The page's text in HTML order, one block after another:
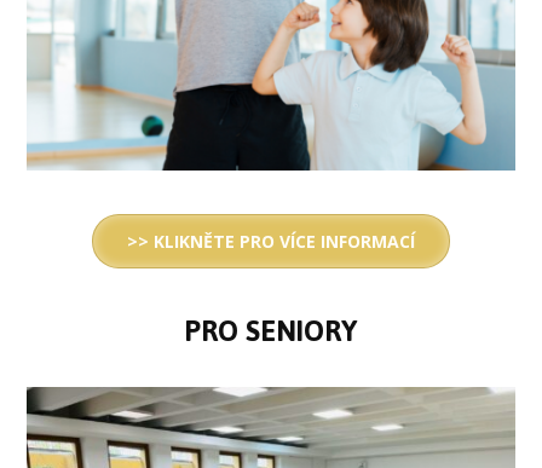
>> KLIKNĚTE PRO VÍCE INFORMACÍ
PRO SENIORY